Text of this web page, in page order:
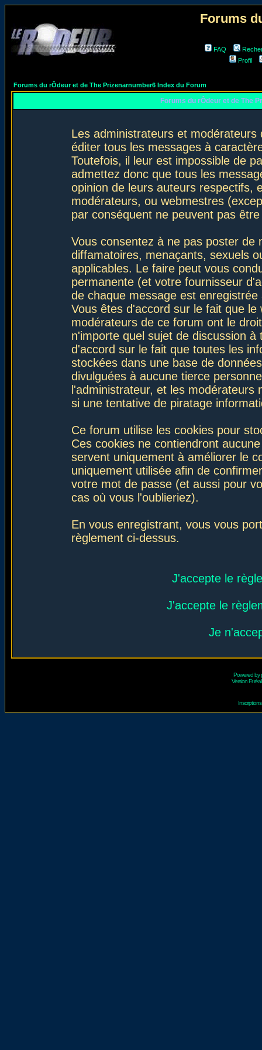
Forums
FAQ
Profil
Forums du rÔdeur et de The Prizenarnumber6 Index du Forum
Forums du rÔdeur et de The
Les administrateurs et
éditer tous les messages à
Toutefois, il leur est impossible de
admettez donc que tous les
opinion de leurs auteurs respectifs,
modérateurs, ou webmestres
par conséquent ne peuvent pas
Vous consentez à ne pas poster de
diffamatoires, menaçants, sexuels
applicables. Le faire peut vous
permanente (et votre fournisseur
de chaque message est
Vous êtes d'accord sur le fait que
modérateurs de ce forum ont le
n'importe quel sujet de discussion
d'accord sur le fait que toutes les
stockées dans une base de
divulguées à aucune tierce
l'administrateur, et les
si une tentative de piratage
Ce forum utilise les cookies pour
Ces cookies ne contiendront
servent uniquement à améliorer le
uniquement utilisée afin de
votre mot de passe (et aussi pour
cas où vous l'oublieriez).
En vous enregistrant, vous vous
règlement ci-dessus.
J'accepte le
J'accepte le
Je
Powered by
Version Fr